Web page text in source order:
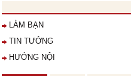
Phan Nhân
LÀM BẠN
TIN TƯỞNG
HƯỚNG NỘI